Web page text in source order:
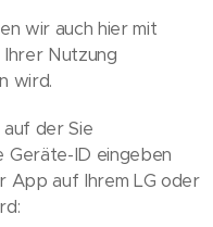
wir auch hier mit
Ihrer Nutzung
wird.
auf der Sie
Geräte-ID eingeben
App auf Ihrem LG oder